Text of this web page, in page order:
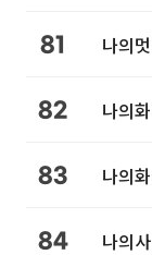
81 나의
82 나의
83 나의
84 나의